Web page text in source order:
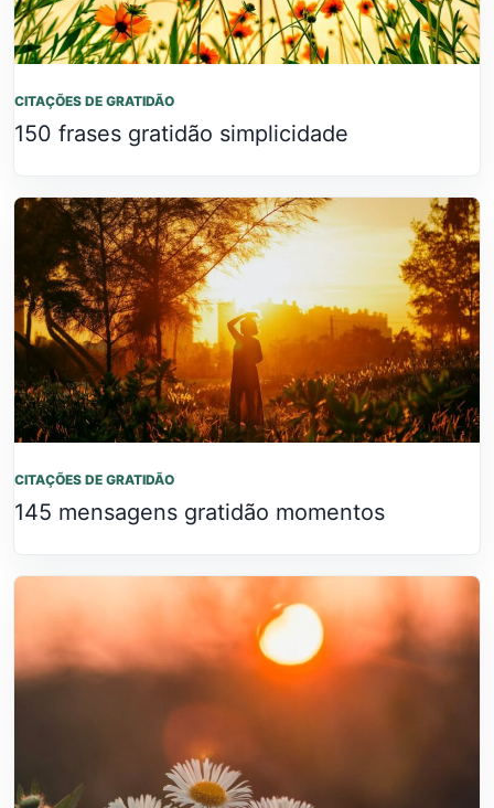
CITAÇÕES DE GRATIDÃO
150 frases gratidão simplicidade
CITAÇÕES DE GRATIDÃO
145 mensagens gratidão momentos